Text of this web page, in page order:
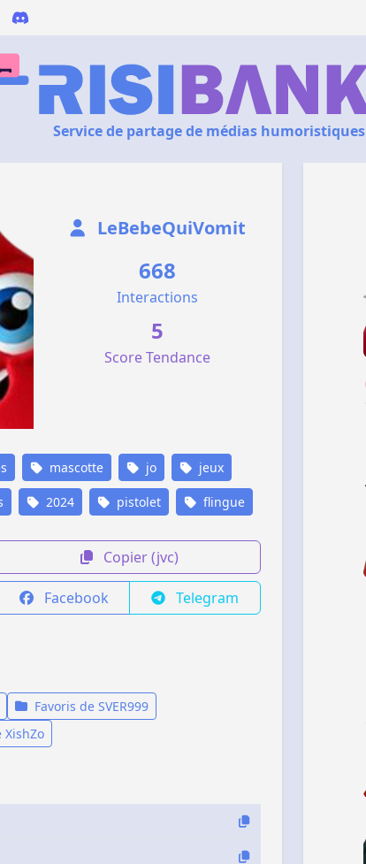
Service de partage de médias humoristiques
LeBebeQuiVomit
668
Interactions
5
Score Tendance
mascotte jo jeux
2024 pistolet flingue
Copier (jvc)
Facebook Telegram
Favoris de SVER999
XishZo